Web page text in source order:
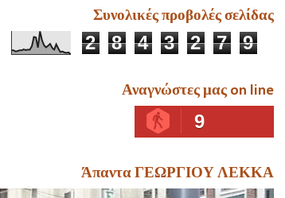
Συνολικές προβολές σελίδας
2 8 4 3 2 7 9
Αναγνώστες μας on line
9
Άπαντα ΓΕΩΡΓΙΟΥ ΛΕΚΚΑ